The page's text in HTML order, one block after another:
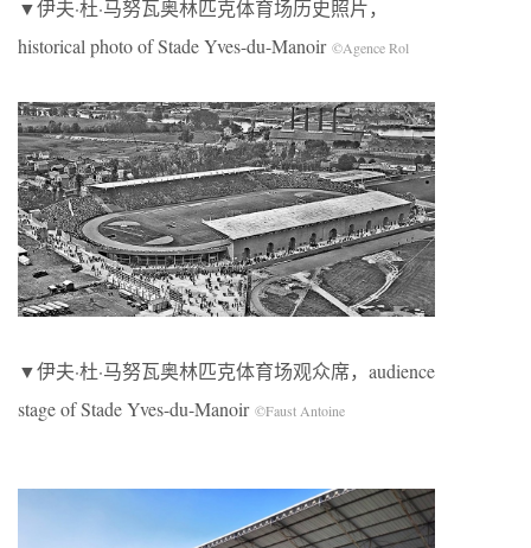
▼伊夫·杜·马努瓦奥林匹克体育场历史照片，
historical photo of Stade Yves-du-Manoir ©Agence Rol
▼伊夫·杜·马努瓦奥林匹克体育场观众席，audience
stage of Stade Yves-du-Manoir ©Faust Antoine